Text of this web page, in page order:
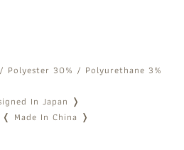
30% / Polyurethane 3%
In Japan ❭
Made In China ❭